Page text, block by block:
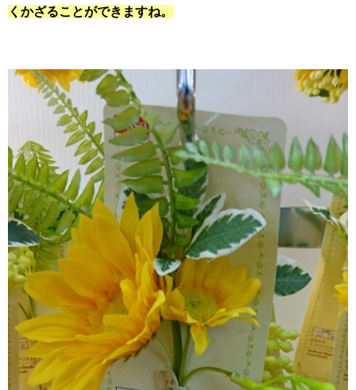
くかざることができますね。